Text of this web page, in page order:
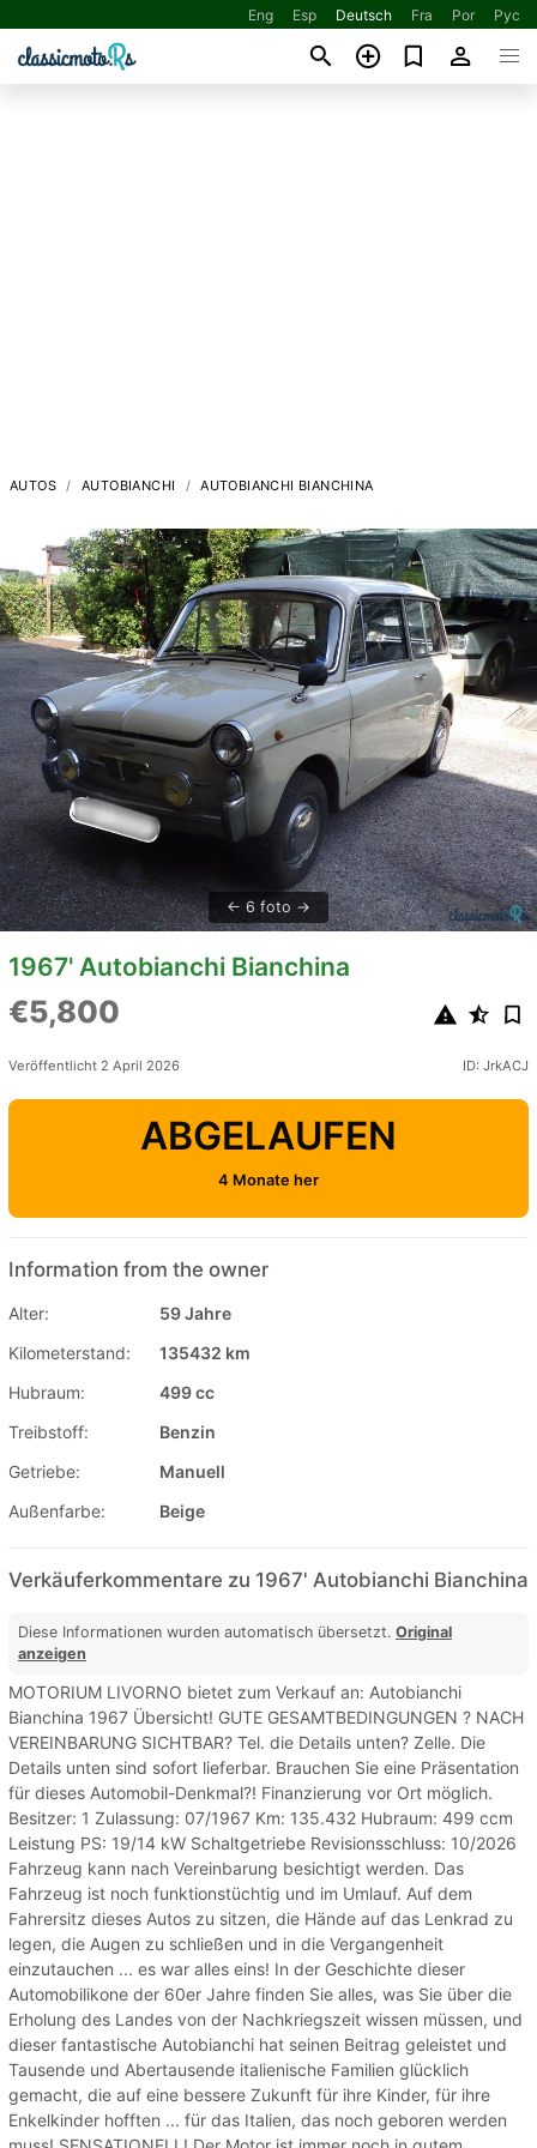
Eng Esp Deutsch Fra Por Рус
AUTOS AUTOBIANCHI AUTOBIANCHI BIANCHINA
6 foto
1967' Autobianchi Bianchina
€5,800
Veröffentlicht 2 April 2026 ID: JrkACJ
ABGELAUFEN
4 Monate her
Information from the owner
Alter:
59 Jahre
Kilometerstand:
135432 km
Hubraum:
499 cc
Treibstoff:
Benzin
Getriebe:
Manuell
Außenfarbe:
Beige
Verkäuferkommentare zu 1967' Autobianchi Bianchina
Diese Informationen wurden automatisch übersetzt. Original
anzeigen
MOTORIUM LIVORNO bietet zum Verkauf an: Autobianchi
Bianchina 1967 Übersicht! GUTE GESAMTBEDINGUNGEN ? NACH
VEREINBARUNG SICHTBAR? Tel. die Details unten? Zelle. Die
Details unten sind sofort lieferbar. Brauchen Sie eine Präsentation
für dieses Automobil-Denkmal?! Finanzierung vor Ort möglich.
Besitzer: 1 Zulassung: 07/1967 Km: 135.432 Hubraum: 499 ccm
Leistung PS: 19/14 kW Schaltgetriebe Revisionsschluss: 10/2026
Fahrzeug kann nach Vereinbarung besichtigt werden. Das
Fahrzeug ist noch funktionstüchtig und im Umlauf. Auf dem
Fahrersitz dieses Autos zu sitzen, die Hände auf das Lenkrad zu
legen, die Augen zu schließen und in die Vergangenheit
einzutauchen ... es war alles eins! In der Geschichte dieser
Automobilikone der 60er Jahre finden Sie alles, was Sie über die
Erholung des Landes von der Nachkriegszeit wissen müssen, und
dieser fantastische Autobianchi hat seinen Beitrag geleistet und
Tausende und Abertausende italienische Familien glücklich
gemacht, die auf eine bessere Zukunft für ihre Kinder, für ihre
Enkelkinder hofften ... für das Italien, das noch geboren werden